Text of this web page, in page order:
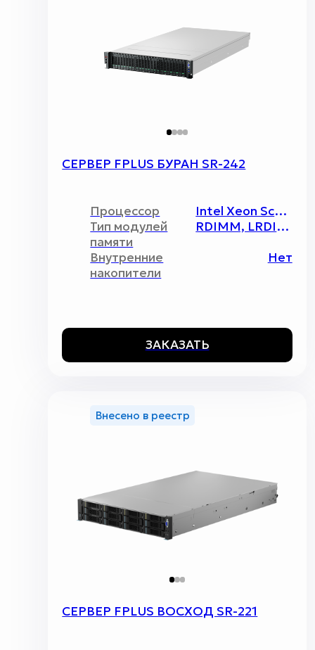
СЕРВЕР FPLUS БУРАН SR-242
Процессор
Intel Xeon Scalable v.4 / 4 / 350 Вт
Тип модулей
памяти
RDIMM, LRDIMM, 3DS-DIMM, ECC REG
Внутренние
накопители
Нет
ЗАКАЗАТЬ
Внесено в реестр
СЕРВЕР FPLUS ВОСХОД SR-221